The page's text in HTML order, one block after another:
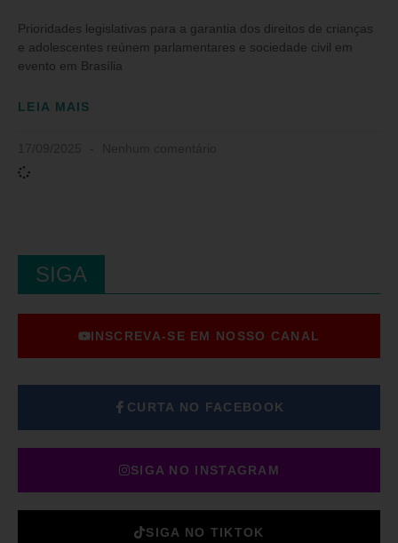
Prioridades legislativas para a garantia dos direitos de crianças
e adolescentes reúnem parlamentares e sociedade civil em
evento em Brasília
LEIA MAIS
SIGA
INSCREVA-SE EM NOSSO CANAL
CURTA NO FACEBOOK
SIGA NO INSTAGRAM
SIGA NO TIKTOK